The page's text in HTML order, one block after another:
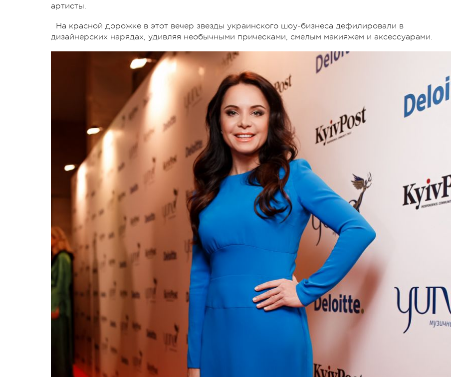
артисты.
На красной дорожке в этот вечер звезды украинского шоу-бизнеса дефилировали в
дизайнерских нарядах, удивляя необычными прическами, смелым макияжем и аксессуарами.